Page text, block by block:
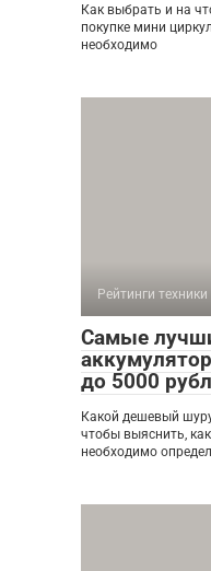
Как выбрать и на
покупке мини
необходимо
Рейтинги техники
Самые
до 5000
Какой дешевый
чтобы выяснить,
необходимо